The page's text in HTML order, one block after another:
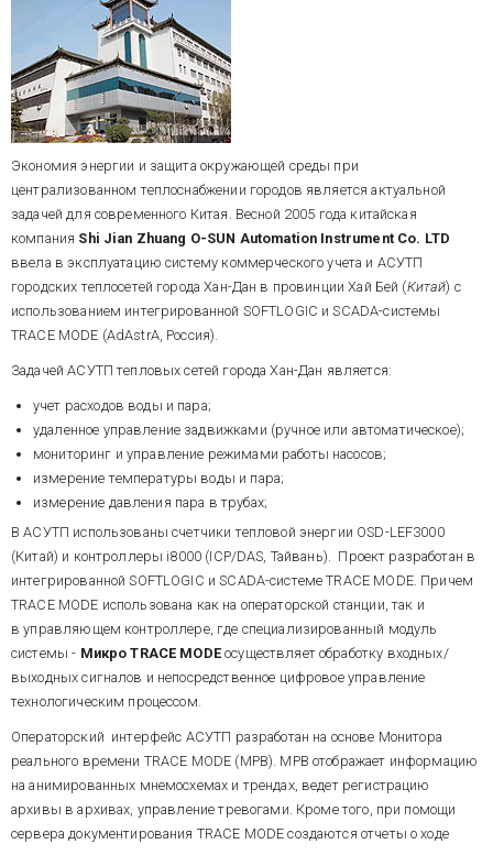
тепловой энергии OSD-LEF3000
(Китай) и контроллеры i8000
(ICP/DAS, Тайвань).
Экономия энергии и защита окружающей среды при
централизованном теплоснабжении городов является актуальной
задачей для современного Китая. Весной 2005 года китайская
компания Shi Jian Zhuang O-SUN Automation Instrument Co. LTD
ввела в эксплуатацию систему коммерческого учета и АСУТП
городских теплосетей города Хан-Дан в провинции Хай Бей (Китай) с
использованием интегрированной SOFTLOGIC и SCADA-системы
TRACE MODE (AdAstrA, Россия).
Задачей АСУТП тепловых сетей города Хан-Дан является:
учет расходов воды и пара;
удаленное управление задвижками (ручное или автоматическое);
мониторинг и управление режимами работы насосов;
измерение температуры воды и пара;
измерение давления пара в трубах;
В АСУТП использованы счетчики тепловой энергии OSD-LEF3000
(Китай) и контроллеры i8000 (ICP/DAS, Тайвань). Проект разработан в
интегрированной SOFTLOGIC и SCADA-системе TRACE MODE. Причем
TRACE MODE использована как на операторской станции, так и
в управляющем контроллере, где специализированный модуль
системы - Микро TRACE MODEосуществляет обработку входных/
выходных сигналов и непосредственное цифровое управление
технологическим процессом.
Операторский интерфейс АСУТП разработан на основе Монитора
реального времени TRACE MODE (МРВ). МРВ отображает информацию
на анимированных мнемосхемах и трендах, ведет регистрацию
архивы в архивах, управление тревогами. Кроме того, при помощи
сервера документирования TRACE MODE создаются отчеты о ходе